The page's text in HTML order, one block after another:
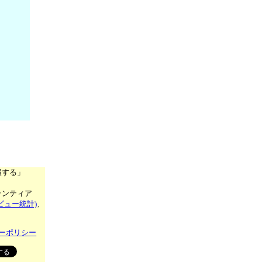
る」
ティア
ュー統計)、
ポリシー